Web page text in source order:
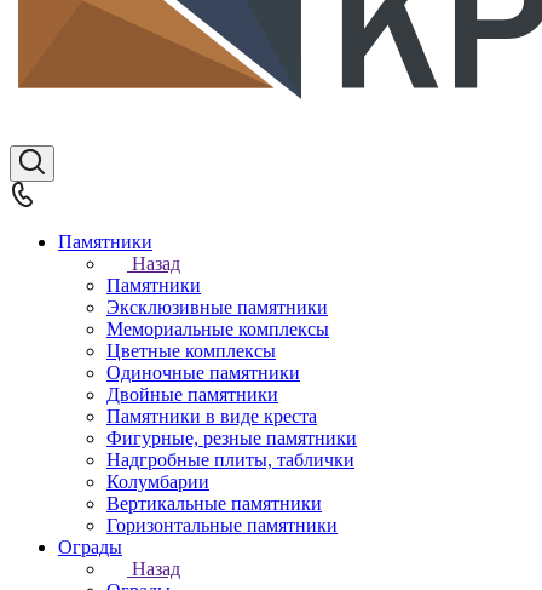
Памятники
Назад
Памятники
Эксклюзивные памятники
Мемориальные комплексы
Цветные комплексы
Одиночные памятники
Двойные памятники
Памятники в виде креста
Фигурные, резные памятники
Надгробные плиты, таблички
Колумбарии
Вертикальные памятники
Горизонтальные памятники
Ограды
Назад